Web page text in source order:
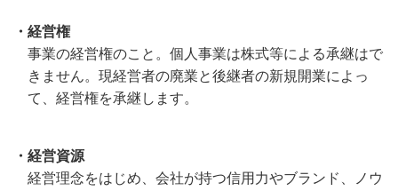
・経営権
事業の経営権のこと。個人事業は株式等による承継はで
きません。現経営者の廃業と後継者の新規開業によっ
て、経営権を承継します。
・経営資源
経営理念をはじめ、会社が持つ信用力やブランド、ノウ